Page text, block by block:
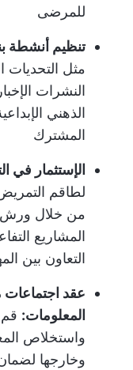
للمرضى
تنظيم أنشطة
مثل التحديات
النشرات
الذهني
المشترك
الإستثمار في
لطاقم
من خلال ورش
المشاريع
التعاون بين
عقد
المعلومات:
واستخلاص
وخارجها